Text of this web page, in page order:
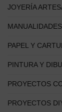
JOYERÍA
PAPEL Y
PINTURA Y
PROYECTOS
PROYECTOS